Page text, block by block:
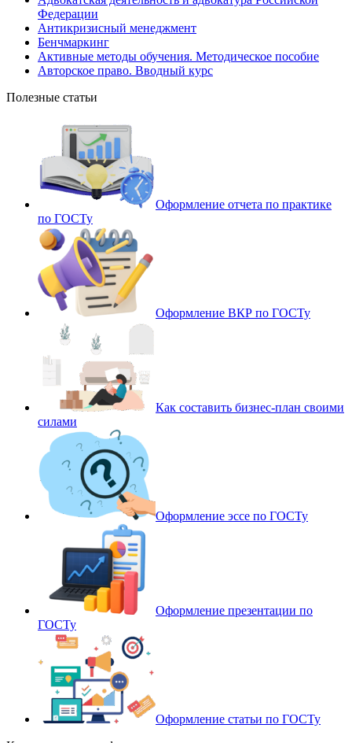
Федерации
Антикризисный менеджмент
Бенчмаркинг
Активные методы обучения. Методическое пособие
Авторское право. Вводный курс
Полезные статьи
Оформление отчета по практике
по ГОСТу
Оформление ВКР по ГОСТу
Как составить бизнес-план своими
силами
Оформление эссе по ГОСТу
Оформление презентации по
ГОСТу
Оформление статьи по ГОСТу